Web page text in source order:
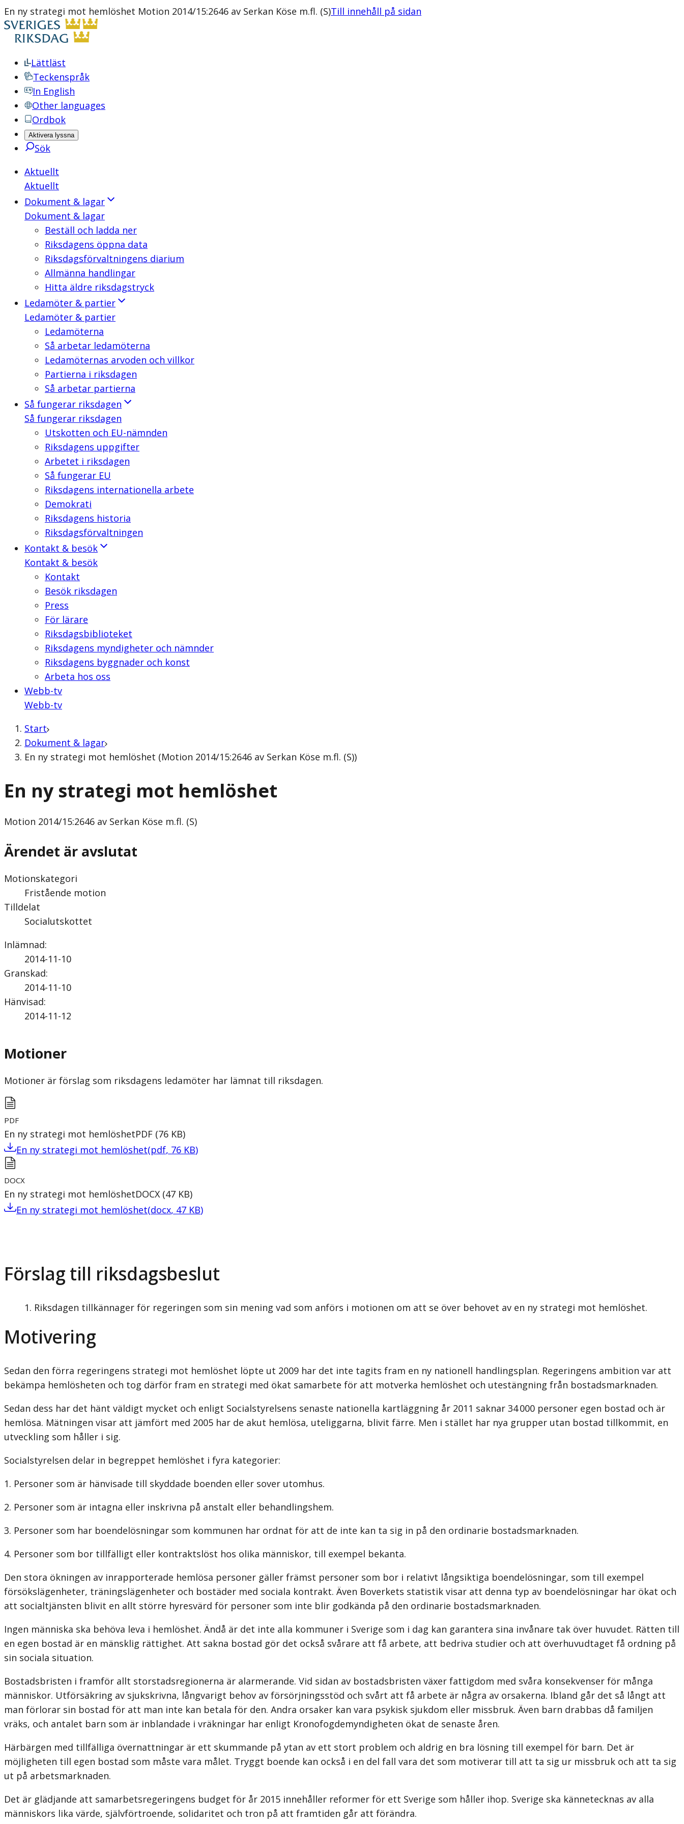
En ny strategi mot hemlöshet Motion 2014/15:2646 av Serkan Köse m.fl. (S)Till innehåll på sidan
Lättläst
Teckenspråk
In English
Other languages
Ordbok
Aktivera lyssna
Sök
Aktuellt
Aktuellt
Dokument & lagar
Dokument & lagar
Beställ och ladda ner
Riksdagens öppna data
Riksdagsförvaltningens diarium
Allmänna handlingar
Hitta äldre riksdagstryck
Ledamöter & partier
Ledamöter & partier
Ledamöterna
Så arbetar ledamöterna
Ledamöternas arvoden och villkor
Partierna i riksdagen
Så arbetar partierna
Så fungerar riksdagen
Så fungerar riksdagen
Utskotten och EU-nämnden
Riksdagens uppgifter
Arbetet i riksdagen
Så fungerar EU
Riksdagens internationella arbete
Demokrati
Riksdagens historia
Riksdagsförvaltningen
Kontakt & besök
Kontakt & besök
Kontakt
Besök riksdagen
Press
För lärare
Riksdagsbiblioteket
Riksdagens myndigheter och nämnder
Riksdagens byggnader och konst
Arbeta hos oss
Webb-tv
Webb-tv
Start
Dokument & lagar
En ny strategi mot hemlöshet (Motion 2014/15:2646 av Serkan Köse m.fl. (S))
En ny strategi mot hemlöshet
Motion 2014/15:2646 av Serkan Köse m.fl. (S)
Ärendet är avslutat
Motionskategori
Fristående motion
Tilldelat
Socialutskottet
Inlämnad:
2014-11-10
Granskad:
2014-11-10
Hänvisad:
2014-11-12
Motioner
Motioner är förslag som riksdagens ledamöter har lämnat till riksdagen.
PDF
En ny strategi mot hemlöshetPDF (76 KB)
En ny strategi mot hemlöshet(pdf, 76 KB)
DOCX
En ny strategi mot hemlöshetDOCX (47 KB)
En ny strategi mot hemlöshet(docx, 47 KB)
Förslag till riksdagsbeslut
Riksdagen tillkännager för regeringen som sin mening vad som anförs i motionen om att se över behovet av en ny strategi mot hemlöshet.
Motivering
Sedan den förra regeringens strategi mot hemlöshet löpte ut 2009 har det inte tagits fram en ny nationell handlingsplan. Regeringens ambition var att
bekämpa hemlösheten och tog därför fram en strategi med ökat samarbete för att motverka hemlöshet och utestängning från bostadsmarknaden.
Sedan dess har det hänt väldigt mycket och enligt Socialstyrelsens senaste nationella kartläggning år 2011 saknar 34 000 personer egen bostad och är
hemlösa. Mätningen visar att jämfört med 2005 har de akut hemlösa, uteliggarna, blivit färre. Men i stället har nya grupper utan bostad tillkommit, en
utveckling som håller i sig.
Socialstyrelsen delar in begreppet hemlöshet i fyra kategorier:
1. Personer som är hänvisade till skyddade boenden eller sover utomhus.
2. Personer som är intagna eller inskrivna på anstalt eller behandlingshem.
3. Personer som har boendelösningar som kommunen har ordnat för att de inte kan ta sig in på den ordinarie bostadsmarknaden.
4. Personer som bor tillfälligt eller kontraktslöst hos olika människor, till exempel bekanta.
Den stora ökningen av inrapporterade hemlösa personer gäller främst personer som bor i relativt långsiktiga boendelösningar, som till exempel
försökslägenheter, träningslägenheter och bostäder med sociala kontrakt. Även Boverkets statistik visar att denna typ av boendelösningar har ökat och
att socialtjänsten blivit en allt större hyresvärd för personer som inte blir godkända på den ordinarie bostadsmarknaden.
Ingen människa ska behöva leva i hemlöshet. Ändå är det inte alla kommuner i Sverige som i dag kan garantera sina invånare tak över huvudet. Rätten till
en egen bostad är en mänsklig rättighet. Att sakna bostad gör det också svårare att få arbete, att bedriva studier och att överhuvudtaget få ordning på
sin sociala situation.
Bostadsbristen i framför allt storstadsregionerna är alarmerande. Vid sidan av bostadsbristen växer fattigdom med svåra konsekvenser för många
människor. Utförsäkring av sjukskrivna, långvarigt behov av försörjningsstöd och svårt att få arbete är några av orsakerna. Ibland går det så långt att
man förlorar sin bostad för att man inte kan betala för den. Andra orsaker kan vara psykisk sjukdom eller missbruk. Även barn drabbas då familjen
vräks, och antalet barn som är inblandade i vräkningar har enligt Kronofogdemyndigheten ökat de senaste åren.
Härbärgen med tillfälliga övernattningar är ett skummande på ytan av ett stort problem och aldrig en bra lösning till exempel för barn. Det är
möjligheten till egen bostad som måste vara målet. Tryggt boende kan också i en del fall vara det som motiverar till att ta sig ur missbruk och att ta sig
ut på arbetsmarknaden.
Det är glädjande att samarbetsregeringens budget för år 2015 innehåller reformer för ett Sverige som håller ihop. Sverige ska kännetecknas av alla
människors lika värde, självförtroende, solidaritet och tron på att framtiden går att förändra.